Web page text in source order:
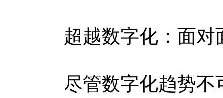
超越数字化：面对
尽管数字化趋势不